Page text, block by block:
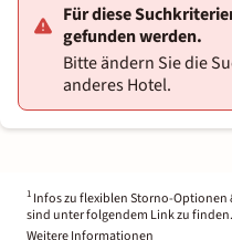
Für diese
gefunden werden.
Bitte ändern Sie die
anderes Hotel.
1 Infos zu flexiblen Storno-
sind unter folgendem Link zu finden.
Weitere Informationen